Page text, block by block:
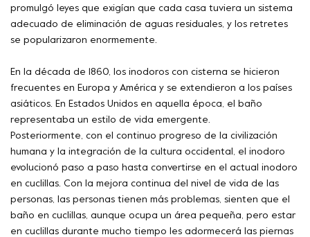
promulgó leyes que exigían que cada casa tuviera un sistema
adecuado de eliminación de aguas residuales, y los retretes
se popularizaron enormemente.
En la década de 1860, los inodoros con cisterna se hicieron
frecuentes en Europa y América y se extendieron a los países
asiáticos. En Estados Unidos en aquella época, el baño
representaba un estilo de vida emergente.
Posteriormente, con el continuo progreso de la civilización
humana y la integración de la cultura occidental, el inodoro
evolucionó paso a paso hasta convertirse en el actual inodoro
en cuclillas. Con la mejora continua del nivel de vida de las
personas, las personas tienen más problemas, sienten que el
baño en cuclillas, aunque ocupa un área pequeña, pero estar
en cuclillas durante mucho tiempo les adormecerá las piernas